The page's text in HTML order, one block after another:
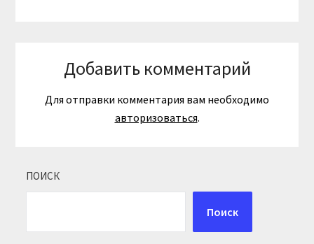
Добавить комментарий
Для отправки комментария вам необходимо
авторизоваться.
ПОИСК
Поиск